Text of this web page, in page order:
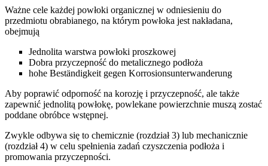
Ważne cele każdej powłoki organicznej w odniesieniu do
przedmiotu obrabianego, na którym powłoka jest nakładana,
obejmują
Jednolita warstwa powłoki proszkowej
Dobra przyczepność do metalicznego podłoża
hohe Beständigkeit gegen Korrosionsunterwanderung
Aby poprawić odporność na korozję i przyczepność, ale także
zapewnić jednolitą powłokę, powlekane powierzchnie muszą zostać
poddane obróbce wstępnej.
Zwykle odbywa się to chemicznie (rozdział 3) lub mechanicznie
(rozdział 4) w celu spełnienia zadań czyszczenia podłoża i
promowania przyczepności.